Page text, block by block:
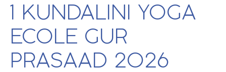
1 KUNDALINI YOGA
ECOLE GUR
PRASAAD 2026